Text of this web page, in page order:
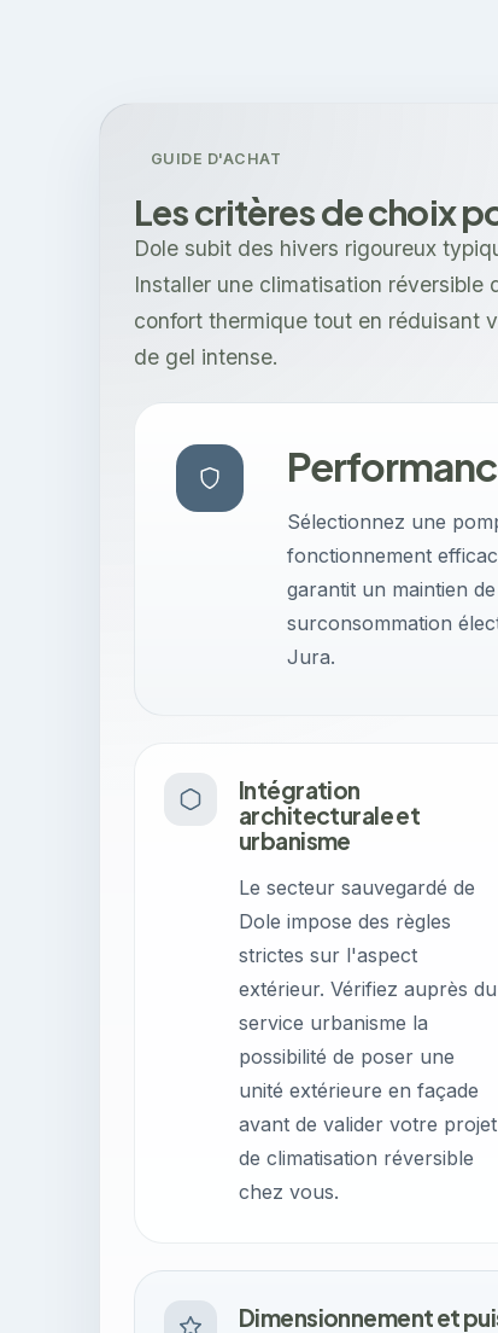
GUIDE D'ACHAT
Les critères de choix
Dole subit des hivers rigoureux
Installer une climatisation réversible
confort thermique tout en réduisant
de gel intense.
Sélectionnez une
fonctionnement
garantit un maintien
surconsommation
Jura.
Intégration
architecturale et
urbanisme
Le secteur sauvegardé de
Dole impose des règles
strictes sur l'aspect
extérieur. Vérifiez auprès du
service urbanisme la
possibilité de poser une
unité extérieure en façade
avant de valider votre projet
de climatisation réversible
chez vous.
Dimensionnement et